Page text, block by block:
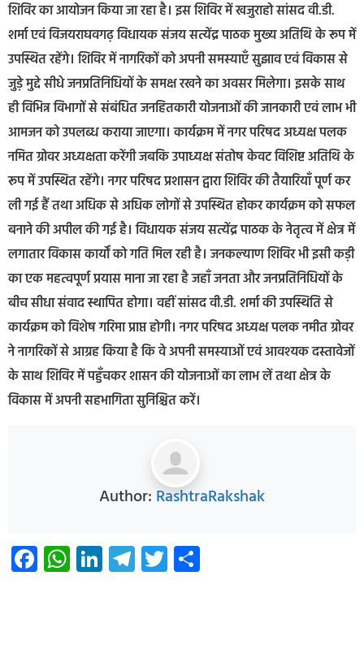
शिविर का आयोजन किया जा रहा है। इस शिविर में खजुराहो सांसद वी.डी.
शर्मा एवं विजयराघवगढ़ विधायक संजय सत्येंद्र पाठक मुख्य अतिथि के रूप में
उपस्थित रहेंगे। शिविर में नागरिकों को अपनी समस्याएँ सुझाव एवं विकास से
जुड़े मुद्दे सीधे जनप्रतिनिधियों के समक्ष रखने का अवसर मिलेगा। इसके साथ
ही विभिन्न विभागों से संबंधित जनहितकारी योजनाओं की जानकारी एवं लाभ भी
आमजन को उपलब्ध कराया जाएगा। कार्यक्रम में नगर परिषद अध्यक्ष पलक
नमित ग्रोवर अध्यक्षता करेंगी जबकि उपाध्यक्ष संतोष केवट विशिष्ट अतिथि के
रूप में उपस्थित रहेंगे। नगर परिषद प्रशासन द्वारा शिविर की तैयारियाँ पूर्ण कर
ली गई हैं तथा अधिक से अधिक लोगों से उपस्थित होकर कार्यक्रम को सफल
बनाने की अपील की गई है। विधायक संजय सत्येंद्र पाठक के नेतृत्व में क्षेत्र में
लगातार विकास कार्यों को गति मिल रही है। जनकल्याण शिविर भी इसी कड़ी
का एक महत्वपूर्ण प्रयास माना जा रहा है जहाँ जनता और जनप्रतिनिधियों के
बीच सीधा संवाद स्थापित होगा। वहीं सांसद वी.डी. शर्मा की उपस्थिति से
कार्यक्रम को विशेष गरिमा प्राप्त होगी। नगर परिषद अध्यक्ष पलक नमीत ग्रोवर
ने नागरिकों से आग्रह किया है कि वे अपनी समस्याओं एवं आवश्यक दस्तावेजों
के साथ शिविर में पहुँचकर शासन की योजनाओं का लाभ लें तथा क्षेत्र के
विकास में अपनी सहभागिता सुनिश्चित करें।
Author: RashtraRakshak
Facebook
WhatsApp
LinkedIn
Telegram
Twitter